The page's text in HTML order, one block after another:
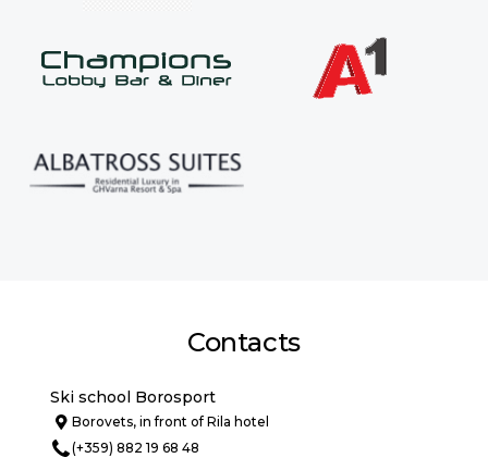
Contacts
Ski school Borosport
Borovets, in front of Rila hotel
(+359) 882 19 68 48